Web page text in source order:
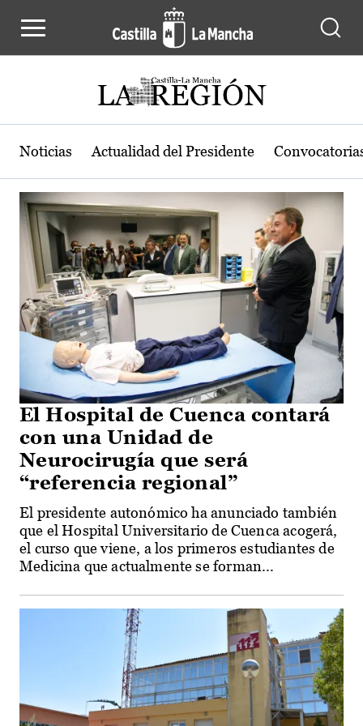
Actualidad de la región de Castilla-
Noticias Actualidad del Presidente
El Hospital de Cuenca contará
con una Unidad de
Neurocirugía que será
“referencia regional”
El presidente autonómico ha anunciado también
que el Hospital Universitario de Cuenca acogerá,
el curso que viene, a los primeros estudiantes de
Medicina que actualmente se forman...